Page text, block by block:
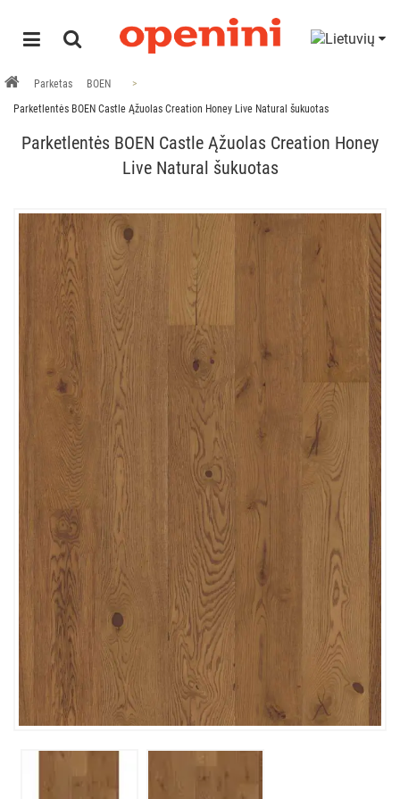
Parketas
BOEN
Parketlentės BOEN Castle Ąžuolas Creation Honey Live Natural šukuotas
Parketlentės BOEN Castle Ąžuolas Creation Honey
Live Natural šukuotas